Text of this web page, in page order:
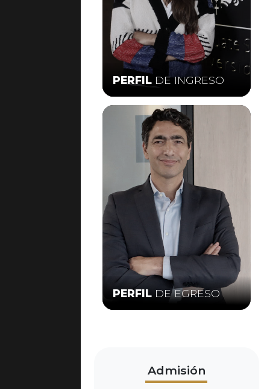
PERFIL DE INGRESO
PERFIL DE EGRESO
Admisión